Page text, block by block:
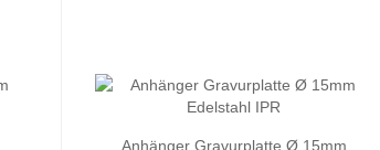
Anhänger Gravurplatte Ø 15mm